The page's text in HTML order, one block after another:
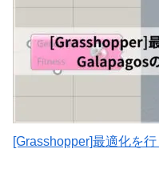
[Grasshopper]最適化を